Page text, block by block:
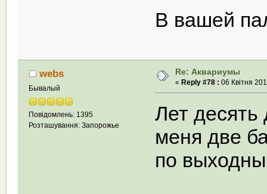
В вашей
webs
Бывалый
Повідомлень: 1395
Розташування: Запорожье
Re: Аквариумы
« Reply #78 : 06 Квітня
Лет десять
меня две
по